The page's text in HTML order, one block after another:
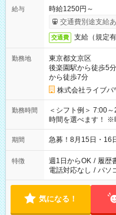
給与
時給1250円～
交通費別途支給
交通費 支給（規定有
勤務地
東京都文京区
後楽園駅から徒歩5分
から徒歩7分
株式会社ライブパ
勤務時間
＜シフト例＞ 7:00～23:00
時間を選べます！ ※
期間 急募！8月15日・16
特徴 週1日からOK / 履歴
電話対応なし / パソ
気になる！